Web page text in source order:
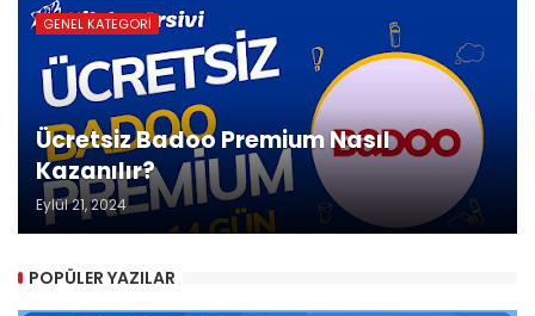
GENEL KATEGORI
Ücretsiz Badoo Premium Nasıl
Kazanılır?
Eylül 21, 2024
POPÜLER YAZILAR